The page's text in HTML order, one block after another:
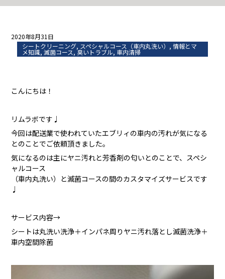
2020年8月31日
シートクリーニング, スペシャルコース（車内丸洗い） ,情報とマ
メ知識,滅菌コース,臭いトラブル, 車内清掃
こんにちは！
リムラボです♩
今回は配送業で使われていたエブリィの車内の汚れが気になる
とのことでご依頼頂きました。
気になるのは主にヤニ汚れと芳香剤の匂いとのことで、スペシ
ャルコース
（車内丸洗い）と滅菌コースの間のカスタマイズサービスです
♩
サービス内容→
シートは丸洗い洗浄＋インパネ周りヤニ汚れ落とし滅菌洗浄＋
車内空間除菌